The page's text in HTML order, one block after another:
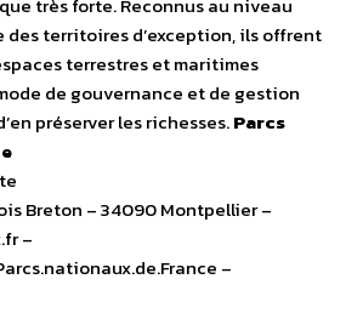
très forte. Reconnus au niveau
territoires d’exception, ils offrent
terrestres et maritimes
de gouvernance et de gestion
préserver les richesses.Parcs
Breton – 34090 Montpellier –
–
–